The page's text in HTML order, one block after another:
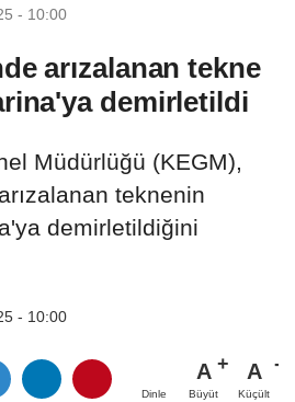
- 10:00
arızalanan tekne
demirletildi
Müdürlüğü (KEGM),
teknenin
demirletildiğini
- 10:00
Dinle
A
Büyüt
A
Küçült